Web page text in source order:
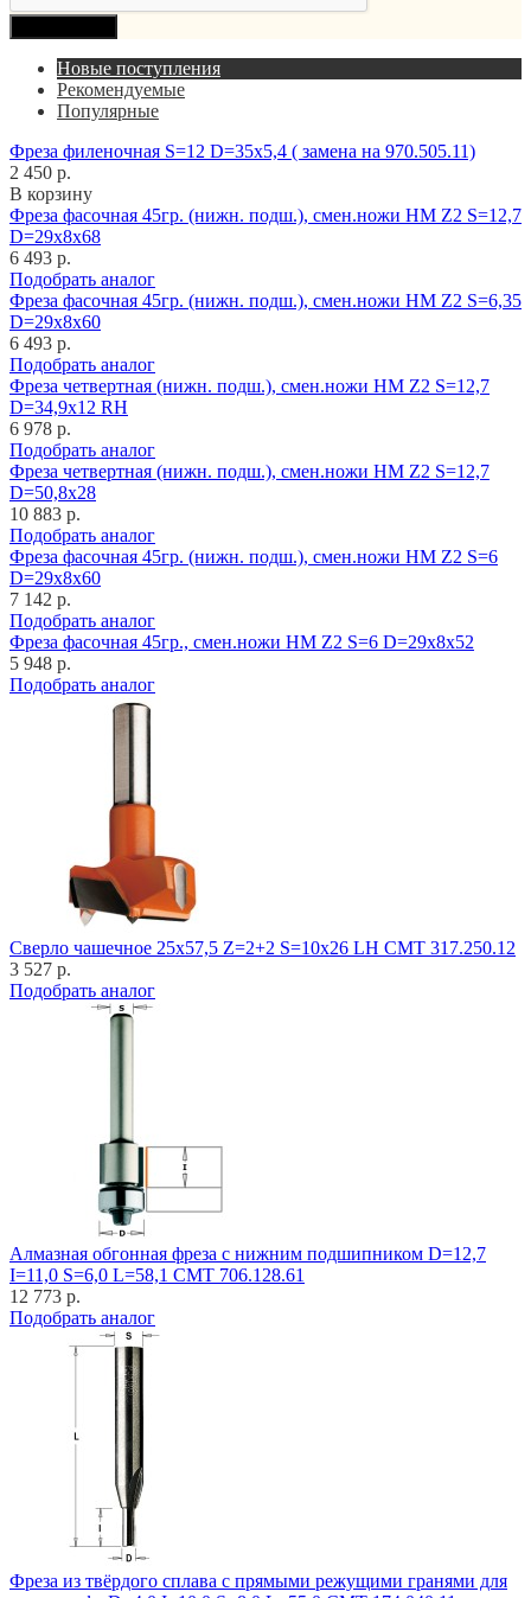
Новые поступления
Рекомендуемые
Популярные
Фреза филеночная S=12 D=35x5,4 ( замена на 970.505.11)
2 450 р.
В корзину
Фреза фасочная 45гр. (нижн. подш.), смен.ножи HM Z2 S=12,7
D=29x8x68
6 493 р.
Подобрать аналог
Фреза фасочная 45гр. (нижн. подш.), смен.ножи HM Z2 S=6,35
D=29x8x60
6 493 р.
Подобрать аналог
Фреза четвертная (нижн. подш.), смен.ножи HM Z2 S=12,7
D=34,9x12 RH
6 978 р.
Подобрать аналог
Фреза четвертная (нижн. подш.), смен.ножи HM Z2 S=12,7
D=50,8x28
10 883 р.
Подобрать аналог
Фреза фасочная 45гр. (нижн. подш.), смен.ножи HM Z2 S=6
D=29x8x60
7 142 р.
Подобрать аналог
Фреза фасочная 45гр., смен.ножи HM Z2 S=6 D=29x8x52
5 948 р.
Подобрать аналог
Cверло чашечное 25x57,5 Z=2+2 S=10x26 LH CMT 317.250.12
3 527 р.
Подобрать аналог
Алмазная обгонная фреза с нижним подшипником D=12,7
I=11,0 S=6,0 L=58,1 CMT 706.128.61
12 773 р.
Подобрать аналог
Фреза из твёрдого сплава с прямыми режущими гранями для